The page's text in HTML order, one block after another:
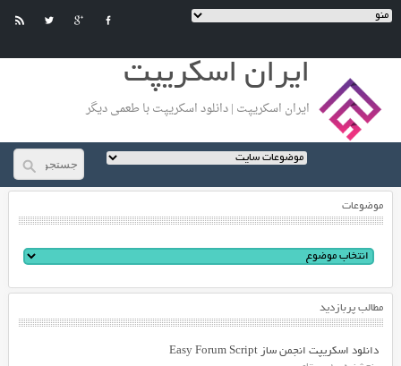
ایران اسکریپت
ایران اسکریپت | دانلود اسکریپت با طعمی دیگر
موضوعات
مطالب پربازدید
دانلود اسکریپت انجمن ساز Easy Forum Script